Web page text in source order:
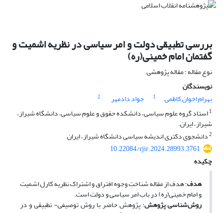
بررسی تطبیقی دولت و امر سیاسی در نظریه اشمیت و
گفتمان امام خمینی(ره)
نوع مقاله : مقاله پژوهشی
نویسندگان
بهرام اخوان کاظمی
1 جواد دادمهر
2
1استاد گروه علوم سیاسی، دانشکده حقوق و علوم سیاسی، دانشگاه شیراز،
شیراز، ایران.
2دانشجوی دکتری اندیشه سیاسی دانشگاه شیراز، ایران
10.22084/rjir.2024.28993.3761
چکیده
هدف: هدف از مقاله شناختِ وجوه افتراق و اشتراک نظریه کارل اشمیت
و امام خمینی(ره) در باب امر سیاسی و دولت است.
روش‌شناسی پژوهش: پژوهش حاضر با روش توصیفی- تطبیقی و در